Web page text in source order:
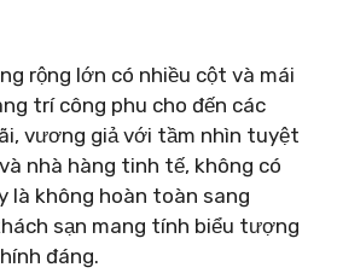
rộng lớn có nhiều cột và mái
trí công phu cho đến các
vương giả với tầm nhìn tuyệt
nhà hàng tinh tế, không có
là không hoàn toàn sang
sạn mang tính biểu tượng
đáng.